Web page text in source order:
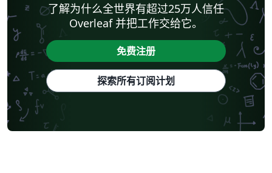
了解为什么全世界有超过25万人信任
Overleaf 并把工作交给它。
免费注册
探索所有订阅计划